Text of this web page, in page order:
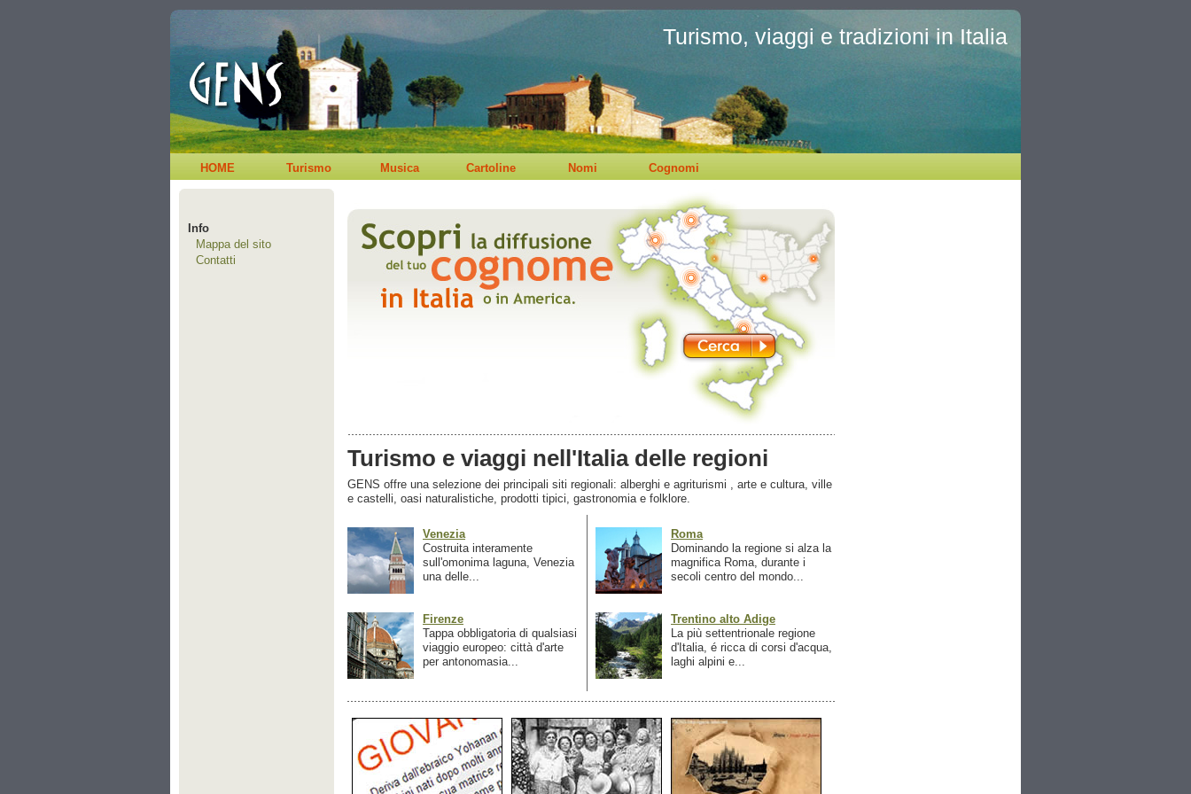
Turismo, viaggi e tradizioni in Italia
HOME Turismo Musica Cartoline Nomi Cognomi
Info
Mappa del sito
Contatti
Turismo e viaggi nell'Italia delle regioni
GENS offre una selezione dei principali siti regionali: alberghi e agriturismi , arte e cultura, ville
e castelli, oasi naturalistiche, prodotti tipici, gastronomia e folklore.
Venezia
Costruita interamente
sull'omonima laguna, Venezia
una delle...
Firenze
Tappa obbligatoria di qualsiasi
viaggio europeo: città d'arte
per antonomasia...
Roma
Dominando la regione si alza la
magnifica Roma, durante i
secoli centro del mondo...
Trentino alto Adige
La più settentrionale regione
d'Italia, é ricca di corsi d'acqua,
laghi alpini e...